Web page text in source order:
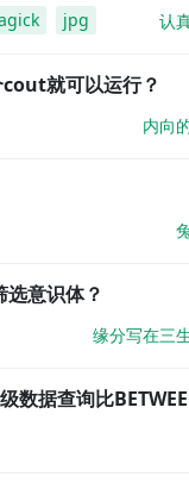
jpg 认
就可以运行？
内向
意识体？
缘分写在三
数据查询比